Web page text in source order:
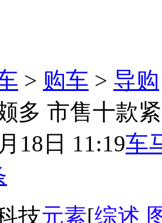
> 购车 > 导购
多 市售十款
18日 11:19车
技元素[综述